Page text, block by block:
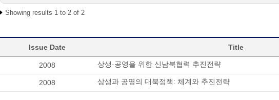
Showing results 1 to 2 of 2
Issue Date Title
2008 상생·공영을 위한 신남북협력 추진전략
2008 상생과 공영의 대북정책: 체계와 추진전략